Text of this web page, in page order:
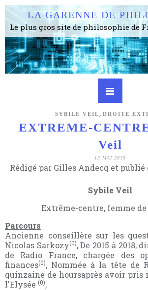
LA GARENNE DE
SYBILE VEIL , DROITE
EXTREME-
Veil
13 MAI 2019
Rédigé par Gilles Andecq et publié
Sybile Veil
Extrême-centre, femme de
Parcours
Ancienne conseillère sur les
Nicolas Sarkozy(0), De 2015 à 2018,
de Radio France, chargée des
finances(0), Nommée à la tête de
quinzaine de hoursaprès avoir pris
l'Elysée (0),